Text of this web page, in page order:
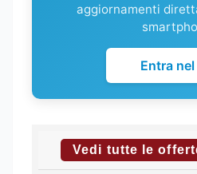
aggiornamenti
Entra